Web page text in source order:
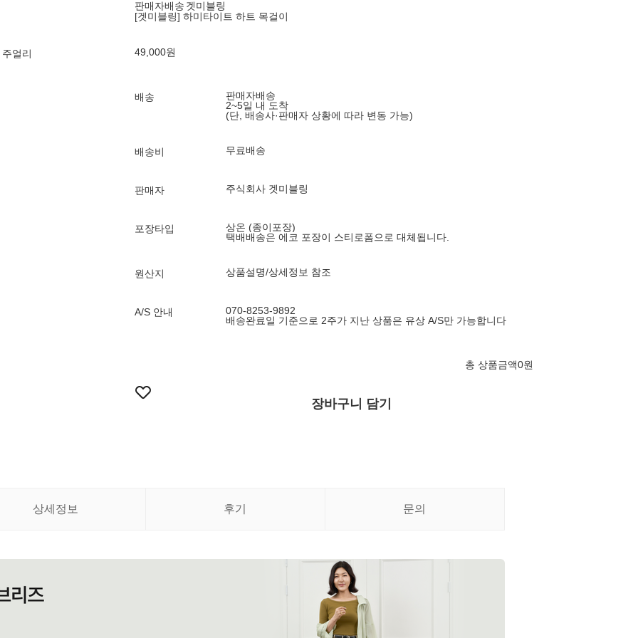
얼리
판매자배송 겟미블링
[겟미블링] 하미타이트 하트 목걸이
49,000원
배송
판매자배송
2~5일 내 도착
(단, 배송사·판매자 상황에 따라 변동 가능)
배송비 무료배송
판매자 주식회사 겟미블링
포장타입
상온 (종이포장)
택배배송은 에코 포장이 스티로폼으로 대체됩니다.
원산지 상품설명/상세정보 참조
A/S 안내
070-8253-9892
배송완료일 기준으로 2주가 지난 상품은 유상 A/S만 가능합니다
총 상품금액0원
장바구니 담기
상세정보 후기 문의